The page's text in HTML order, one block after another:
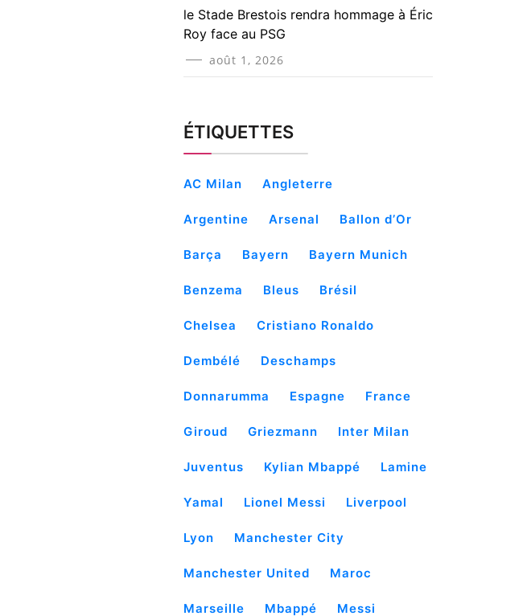
le Stade Brestois rendra hommage à Éric
Roy face au PSG
août 1, 2026
ÉTIQUETTES
AC Milan Angleterre
Argentine Arsenal Ballon d’Or
Barça Bayern Bayern Munich
Benzema Bleus Brésil
Chelsea Cristiano Ronaldo
Dembélé Deschamps
Donnarumma Espagne France
Giroud Griezmann Inter Milan
Juventus Kylian Mbappé Lamine
Yamal Lionel Messi Liverpool
Lyon Manchester City
Manchester United Maroc
Marseille Mbappé Messi